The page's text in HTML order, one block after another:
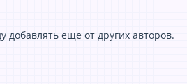
добавлять еще от других авторов.